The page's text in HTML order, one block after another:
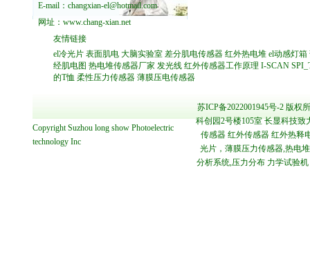
E-mail：changxian-el@hotmail.com
网址： www.chang-xian.net
友情链接
el冷光片 表面肌电 大脑实验室 差分肌电传感器 红外热电堆 el动感灯箱
经肌电图 热电堆传感器厂家 发光线 红外传感器工作原理 I-SCAN
的T恤 柔性压力传感器 薄膜压电传感器
CopyrightSuzhou long show Photoelectric
technology Inc
苏ICP备2022001945号-2 版权
科创园2号楼105室 长显科技
传感器 红外传感器 红外热释
光片，薄膜压力传感器,热电
分析系统,压力分布 力学试验